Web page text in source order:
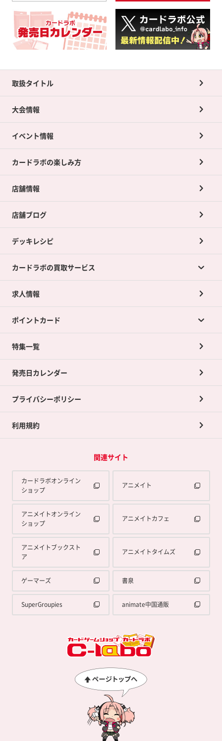
取扱タイトル
大会情報
イベント情報
カードラボの楽しみ方
店舗情報
店舗ブログ
デッキレシピ
カードラボの買取サービス
カードラボの買取サービスTOP
店舗買取について
ネット買取について
買取承諾書について
求人情報
ポイントカード
ポイントカードTOP
ポイント交換景品
特集一覧
発売日カレンダー
プライバシーポリシー
利用規約
関連サイト
カードラボオンライン
ショップ
アニメイト
アニメイトオンライン
ショップ
アニメイトカフェ
アニメイトブックスト
ア
アニメイトタイムズ
ゲーマーズ 書泉
SuperGroupies animate中国通販